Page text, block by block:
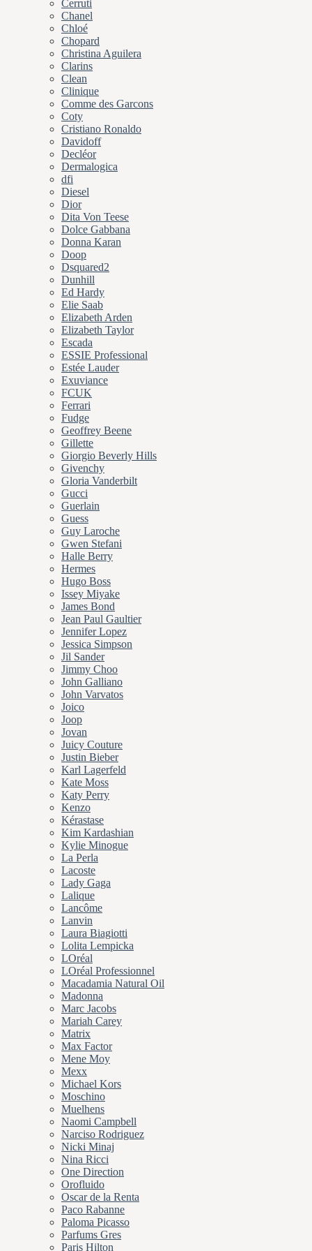
Cerruti
Chanel
Chloé
Chopard
Christina Aguilera
Clarins
Clean
Clinique
Comme des Garcons
Coty
Cristiano Ronaldo
Davidoff
Decléor
Dermalogica
dfi
Diesel
Dior
Dita Von Teese
Dolce Gabbana
Donna Karan
Doop
Dsquared2
Dunhill
Ed Hardy
Elie Saab
Elizabeth Arden
Elizabeth Taylor
Escada
ESSIE Professional
Estée Lauder
Exuviance
FCUK
Ferrari
Fudge
Geoffrey Beene
Gillette
Giorgio Beverly Hills
Givenchy
Gloria Vanderbilt
Gucci
Guerlain
Guess
Guy Laroche
Gwen Stefani
Halle Berry
Hermes
Hugo Boss
Issey Miyake
James Bond
Jean Paul Gaultier
Jennifer Lopez
Jessica Simpson
Jil Sander
Jimmy Choo
John Galliano
John Varvatos
Joico
Joop
Jovan
Juicy Couture
Justin Bieber
Karl Lagerfeld
Kate Moss
Katy Perry
Kenzo
Kérastase
Kim Kardashian
Kylie Minogue
La Perla
Lacoste
Lady Gaga
Lalique
Lancôme
Lanvin
Laura Biagiotti
Lolita Lempicka
LOréal
LOréal Professionnel
Macadamia Natural Oil
Madonna
Marc Jacobs
Mariah Carey
Matrix
Max Factor
Mene Moy
Mexx
Michael Kors
Moschino
Muelhens
Naomi Campbell
Narciso Rodriguez
Nicki Minaj
Nina Ricci
One Direction
Orofluido
Oscar de la Renta
Paco Rabanne
Paloma Picasso
Parfums Gres
Paris Hilton